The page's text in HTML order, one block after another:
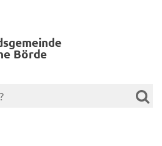
Börde